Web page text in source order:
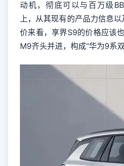
动机，彻底可以与百万级
上，从其现有的产品力信息
价来看，享界S9的价格应该
M9齐头并进，构成“华为9系双